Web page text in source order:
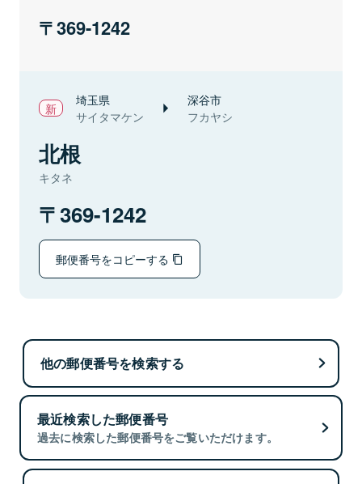
369-1242
埼玉県
サイタマケン
深谷市
フカヤシ
北根
キタネ
369-1242
郵便番号をコピーする
他の郵便番号を検索する
最近検索した郵便番号
過去に検索した郵便番号をご覧いただけます。